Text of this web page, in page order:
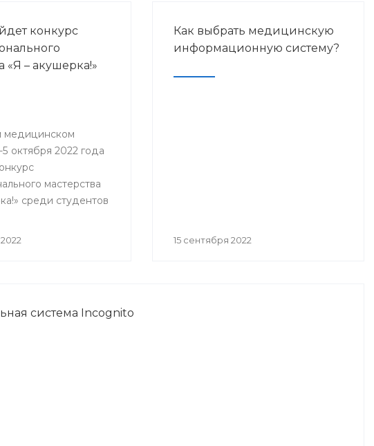
конкурс
«Я – акушерка!»
медицинском
октября 2022 года
мастерства
среди студентов
Как выбрать медицинскую
информационную систему?
15 сентября 2022
система Incognito